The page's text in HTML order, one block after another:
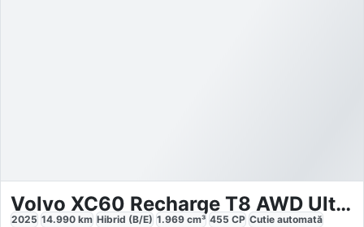
Volvo XC60 Recharge T8 AWD Ultimate
2025 14.990 km Hibrid (B/E) 1.969 cm³ 455 CP Cutie automată